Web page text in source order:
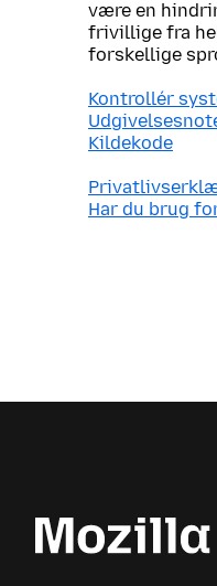
være en
frivillige fra
forskellige
Kontrollér
Kildekode
Har du brug